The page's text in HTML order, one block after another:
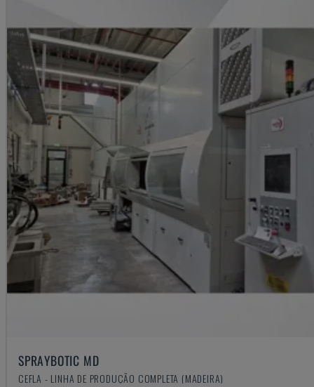
SPRAYBOTIC MD
CEFLA - LINHA DE PRODUÇÃO COMPLETA (MADEIRA)